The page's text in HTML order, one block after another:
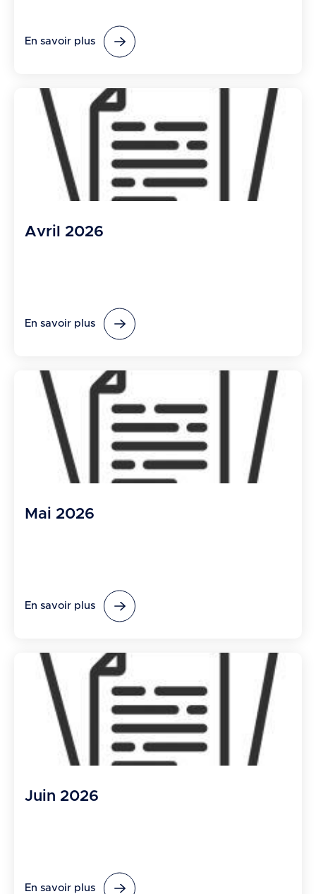
En savoir plus
Avril 2026
En savoir plus
Mai 2026
En savoir plus
Juin 2026
En savoir plus